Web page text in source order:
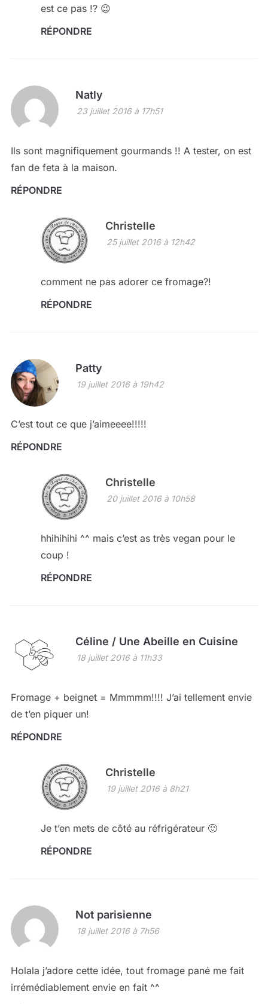
est ce pas !? 😉
RÉPONDRE
Natly
23 juillet 2016 à 17h51
Ils sont magnifiquement gourmands !! A tester, on est
fan de feta à la maison.
RÉPONDRE
Christelle
25 juillet 2016 à 12h42
comment ne pas adorer ce fromage?!
RÉPONDRE
Patty
19 juillet 2016 à 19h42
C’est tout ce que j’aimeeee!!!!!
RÉPONDRE
Christelle
20 juillet 2016 à 10h58
hhihihihi ^^ mais c’est as très vegan pour le
coup !
RÉPONDRE
Céline / Une Abeille en Cuisine
18 juillet 2016 à 11h33
Fromage + beignet = Mmmmm!!!! J’ai tellement envie
de t’en piquer un!
RÉPONDRE
Christelle
19 juillet 2016 à 8h21
Je t’en mets de côté au réfrigérateur 🙂
RÉPONDRE
Not parisienne
18 juillet 2016 à 7h56
Holala j’adore cette idée, tout fromage pané me fait
irrémédiablement envie en fait ^^